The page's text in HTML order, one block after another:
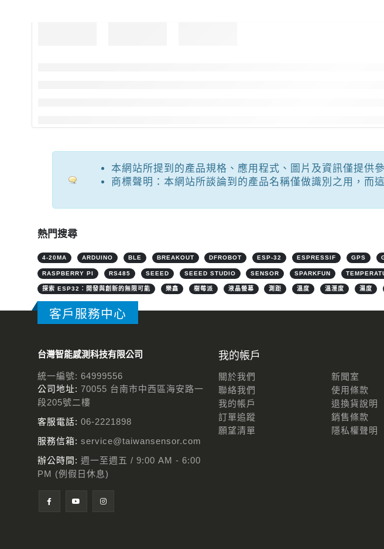
本網站所提到的產品規格、應用程式、圖片及資訊僅提供
商標聲明：本網站所談論到的產品名稱僅做識別之用，而
熱門搜尋
4-20MA ARDUINO BLE BREAKOUT DFROBOT ESP-32 ESPRESSIF GPS
RASPBERRY PI RS485 SEEED SEEED STUDIO SENSOR SPARKFUN
探索 ESP32：開發與創新的無限可能 樂鑫 樹莓派 液晶螢幕 測距 溫度 溫溼度 濕度
客戶服務中心
台灣智能感測科技有限公司
統一編號: 64999556
公司地址: 70055 台南市中西區海安路一
段205號二樓
客服電話: 06-2221898
服務信箱: service@taiwansensor.com
辦公時間: 週一至週五 / 9:00 AM - 6:00
PM (例假日休息)
我的帳戶
關於我們
聯絡我們
我的帳戶
訂單追蹤
願望清單
新聞室
使用條款
退換貨說明
銷售條款
隱私權聲明